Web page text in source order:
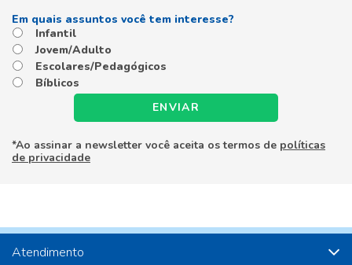
Infantil
Jovem/Adulto
Escolares/Pedagógicos
Bíblicos
ENVIAR
*Ao assinar a newsletter você aceita os termos de políticas
de privacidade
Atendimento